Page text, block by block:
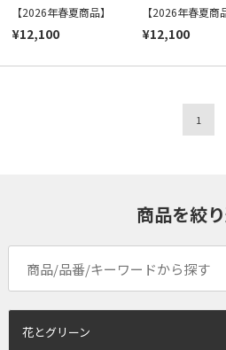
【2026年春夏商品】
¥12,100
【2026年春夏商
¥12,100
1
商品を絞
花とグリーン